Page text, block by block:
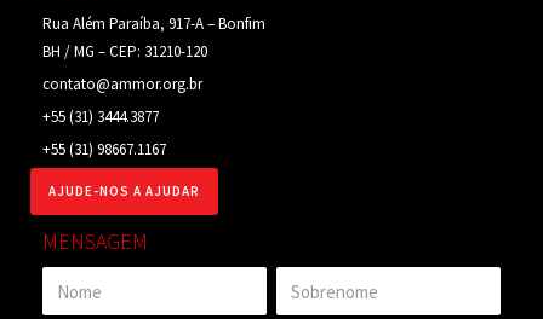
Rua Além Paraíba, 917-A – Bonfim
BH / MG – CEP: 31210-120
contato@ammor.org.br
+55 (31) 3444.3877
+55 (31) 98667.1167
AJUDE-NOS A AJUDAR
MENSAGEM